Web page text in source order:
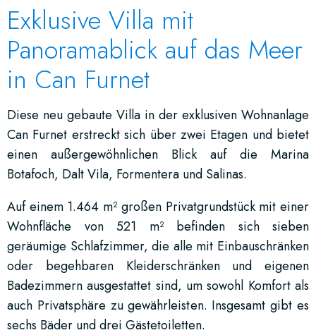
Exklusive Villa mit
Panoramablick auf das Meer
in Can Furnet
Diese neu gebaute Villa in der exklusiven Wohnanlage
Can Furnet erstreckt sich über zwei Etagen und bietet
einen außergewöhnlichen Blick auf die Marina
Botafoch, Dalt Vila, Formentera und Salinas.
Auf einem 1.464 m² großen Privatgrundstück mit einer
Wohnfläche von 521 m² befinden sich sieben
geräumige Schlafzimmer, die alle mit Einbauschränken
oder begehbaren Kleiderschränken und eigenen
Badezimmern ausgestattet sind, um sowohl Komfort als
auch Privatsphäre zu gewährleisten. Insgesamt gibt es
sechs Bäder und drei Gästetoiletten.